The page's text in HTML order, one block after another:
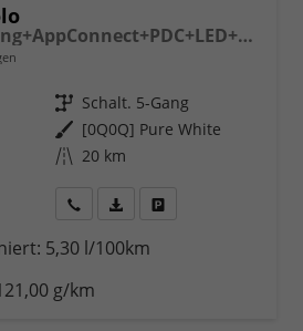
1.0 MPI Sitzheizung+AppConnect+PDC+LED+Touch+Lichtsensor+MultiLenkrad
Getriebe Schalt. 5-Gang
Außenfarbe [0Q0Q] Pure White
Kilometerstand 20 km
anfordern
Datei,
5,30 l/100km
g/km